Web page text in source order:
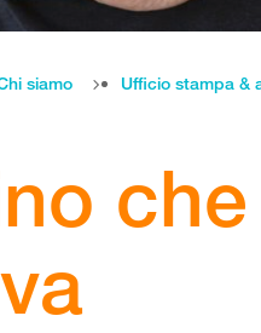
siamo Ufficio stampa &